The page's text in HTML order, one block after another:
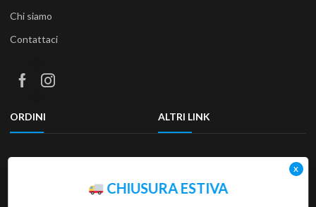
Chi siamo
Contattaci
ORDINI
Termini e condizioni
ALTRI LINK
Privacy Policy
Accessibilità
CHIUSURA ESTIVA